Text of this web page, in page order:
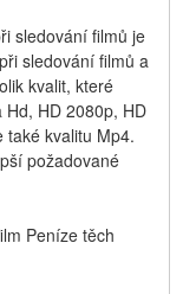
sledování filmů je
sledování filmů a
kvalit, které
HD 2080p, HD
také kvalitu Mp4.
požadované
Peníze těch